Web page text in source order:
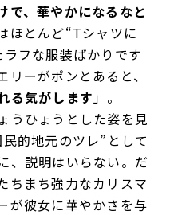
で、華やかになるなと
ほとんど“Tシャツに
フな服装ばかりです
ーがポンとあると、
る気がします 」。
うひょうとした姿を見
的地元のツレ”として
、説明はいらない。だ
ちまち強力なカリスマ
が彼女に華やかさを与